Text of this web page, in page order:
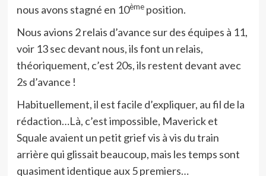
nous avons stagné en 10èmeposition.
Nous avions 2 relais d’avance sur des équipes à 11,
voir 13 sec devant nous, ils font un relais,
théoriquement, c’est 20s, ils restent devant avec
2s d’avance !
Habituellement, il est facile d’expliquer, au fil de la
rédaction…Là, c’est impossible, Maverick et
Squale avaient un petit grief vis à vis du train
arrière qui glissait beaucoup, mais les temps sont
quasiment identique aux 5 premiers…